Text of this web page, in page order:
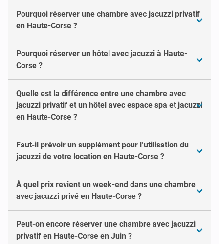
Pourquoi réserver une chambre avec jacuzzi privatif
en Haute-Corse ?
Pourquoi réserver un hôtel avec jacuzzi à Haute-
Corse ?
Quelle est la différence entre une chambre avec
jacuzzi privatif et un hôtel avec espace spa et jacuzzi
en Haute-Corse ?
Faut-il prévoir un supplément pour l’utilisation du
jacuzzi de votre location en Haute-Corse ?
À quel prix revient un week-end dans une chambre
avec jacuzzi privé en Haute-Corse ?
Peut-on encore réserver une chambre avec jacuzzi
privatif en Haute-Corse en Juin ?